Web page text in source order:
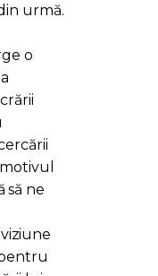
urmă.
o
să ne